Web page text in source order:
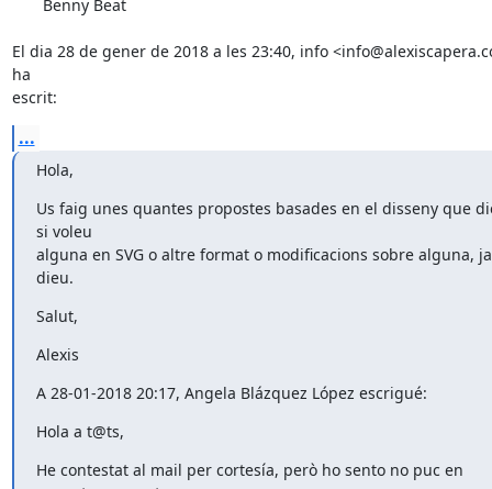
El dia 28 de gener de 2018 a les 23:40, info
ha
escrit:
...
Hola,
Us faig unes quantes propostes basades en el disseny que
si voleu
alguna en SVG o altre format o modificacions sobre alguna, ja
dieu.
Salut,
Alexis
A 28-01-2018 20:17, Angela Blázquez López escrigué:
Hola a t@ts,
He contestat al mail per cortesía, però ho sento no puc en